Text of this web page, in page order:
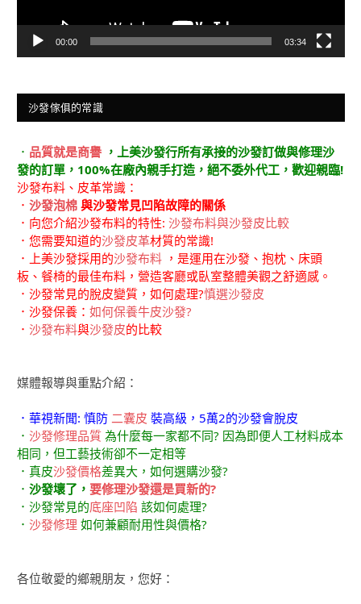
00:00 03:34
沙發傢俱的常識
． 品質就是商譽 ，上美沙發行所有承接的沙發訂做與修理沙
發的訂單，100%在廠內親手打造，絕不委外代工，歡迎親臨!
沙發布料、皮革常識：
． 沙發泡棉 與沙發常見凹陷故障的關係
．向您介紹沙發布料的特性: 沙發布料與沙發皮比較
．您需要知道的沙發皮革材質的常識!
．上美沙發採用的沙發布料 ，是運用在沙發、抱枕、床頭
板、餐椅的最佳布料，營造客廳或臥室整體美觀之舒適感。
．沙發常見的脫皮變質，如何處理?慎選沙發皮
．沙發保養： 如何保養牛皮沙發?
． 沙發布料與沙發皮的比較
媒體報導與重點介紹：
．華視新聞: 慎防 二囊皮 裝高級，5萬2的沙發會脫皮
． 沙發修理品質 為什麼每一家都不同? 因為即便人工材料成本
相同，但工藝技術卻不一定相等
．真皮沙發價格差異大，如何選購沙發?
． 沙發壞了， 要修理沙發還是買新的?
．沙發常見的底座凹陷 該如何處理?
． 沙發修理 如何兼顧耐用性與價格?
各位敬愛的鄉親朋友，您好：